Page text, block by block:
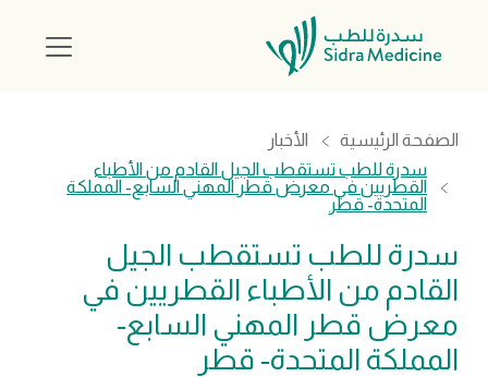
الصفحة الرئيسية
الأخبار
سدرة للطب تستقطب الجيل القادم من الأطباء
القطريين في معرض قطر المهني السابع- المملكة
المتحدة- قطر
سدرة للطب تستقطب الجيل
القادم من الأطباء القطريين في
معرض قطر المهني السابع-
المملكة المتحدة- قطر